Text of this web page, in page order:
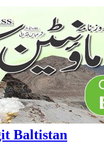
Baltistan